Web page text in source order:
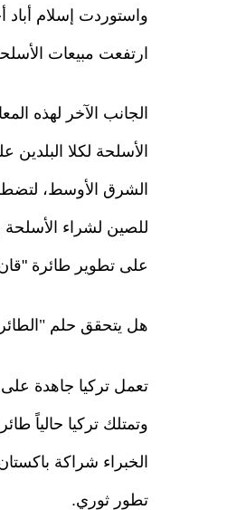
واستوردت إسلام أباد
ارتفعت مبيعات
الجانب الآخر لهذه
الأسلحة لكلا
للصين لشراء الأسلحة
على تطوير طائرة
هل يتحقق حلم
تعمل تركيا جاهدة
الخبراء شراكة
تطور ثوري.